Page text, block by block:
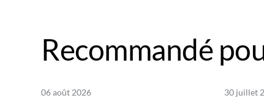
Recommandé
06 août 2026 30 juillet